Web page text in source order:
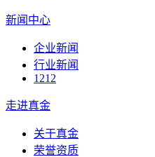
新闻中心
企业新闻
行业新闻
1212
走进真金
关于真金
荣誉资质